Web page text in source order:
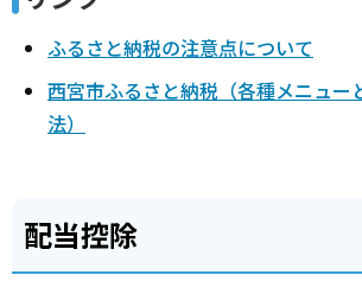
ふるさと納税の注意点について
西宮市ふるさと納税（各種メニュー
法）
配当控除